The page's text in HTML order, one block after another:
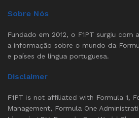
Sobre Nós
Fundado em 2012, o F1PT surgiu com
a informação sobre o mundo da
e países de língua portuguesa.
Disclaimer
F1PT is not affiliated with Formula 1,
Management, Formula One